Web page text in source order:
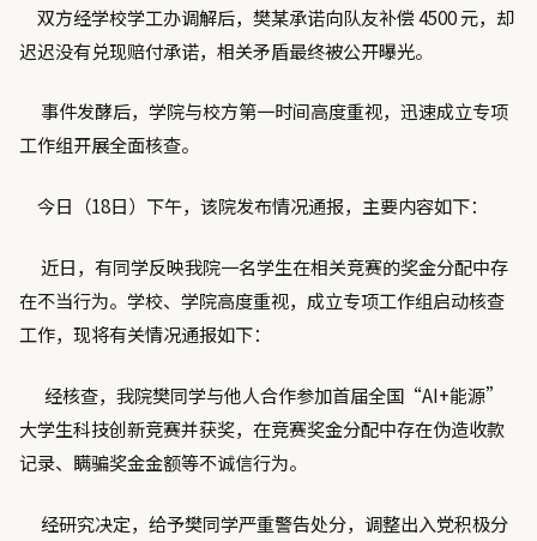
双方经学校学工办调解后，樊某承诺向队友补偿 4500 元，却
迟迟没有兑现赔付承诺，相关矛盾最终被公开曝光。
事件发酵后，学院与校方第一时间高度重视，迅速成立专项
工作组开展全面核查。
今日（18日）下午，该院发布情况通报，主要内容如下：
近日，有同学反映我院一名学生在相关竞赛的奖金分配中存
在不当行为。学校、学院高度重视，成立专项工作组启动核查
工作，现将有关情况通报如下：
经核查，我院樊同学与他人合作参加首届全国“AI+能源”
大学生科技创新竞赛并获奖，在竞赛奖金分配中存在伪造收款
记录、瞒骗奖金金额等不诚信行为。
经研究决定，给予樊同学严重警告处分，调整出入党积极分